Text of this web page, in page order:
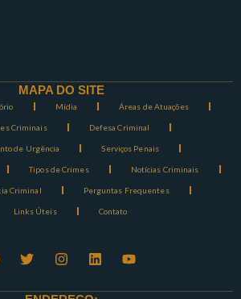
MAPA DO SITE
Mídia Áreas de Atuações
Criminais Defesa Criminal
de Urgência Serviços Penais
Tipos de Crimes Notícias Criminais
Criminal Perguntas Frequentes
Links Úteis Contato